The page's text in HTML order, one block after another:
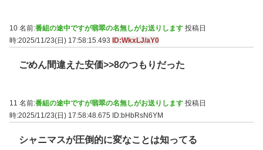
10 名前:番組の途中ですが翡翠の名無しがお送りします 投稿日
時:2025/11/23(日) 17:58:15.493 ID:WkxLJ/aY0
ごめん間違えた安価>>8のつもりだった
11 名前:番組の途中ですが翡翠の名無しがお送りします 投稿日
時:2025/11/23(日) 17:58:48.675
ID:bHbRsN6YM
シャニマスが圧倒的に変なことは知ってる